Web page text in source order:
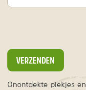
VERZENDEN
Onontdekte plekjes